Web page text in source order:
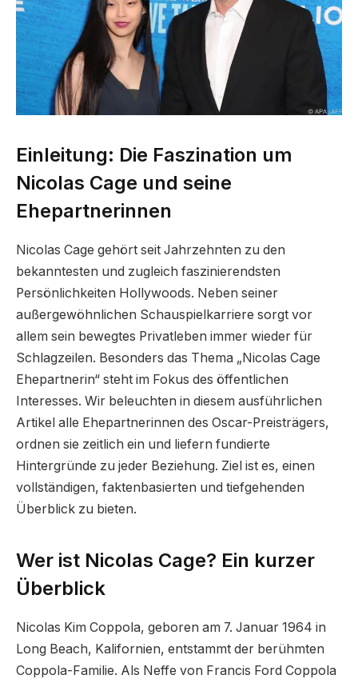
Einleitung: Die Faszination um
Nicolas Cage und seine
Ehepartnerinnen
Nicolas Cage gehört seit Jahrzehnten zu den
bekanntesten und zugleich faszinierendsten
Persönlichkeiten Hollywoods. Neben seiner
außergewöhnlichen Schauspielkarriere sorgt vor
allem sein bewegtes Privatleben immer wieder für
Schlagzeilen. Besonders das Thema „Nicolas Cage
Ehepartnerin“ steht im Fokus des öffentlichen
Interesses. Wir beleuchten in diesem ausführlichen
Artikel alle Ehepartnerinnen des Oscar-Preisträgers,
ordnen sie zeitlich ein und liefern fundierte
Hintergründe zu jeder Beziehung. Ziel ist es, einen
vollständigen, faktenbasierten und tiefgehenden
Überblick zu bieten.
Wer ist Nicolas Cage? Ein kurzer
Überblick
Nicolas Kim Coppola, geboren am 7. Januar 1964 in
Long Beach, Kalifornien, entstammt der berühmten
Coppola-Familie. Als Neffe von Francis Ford Coppola